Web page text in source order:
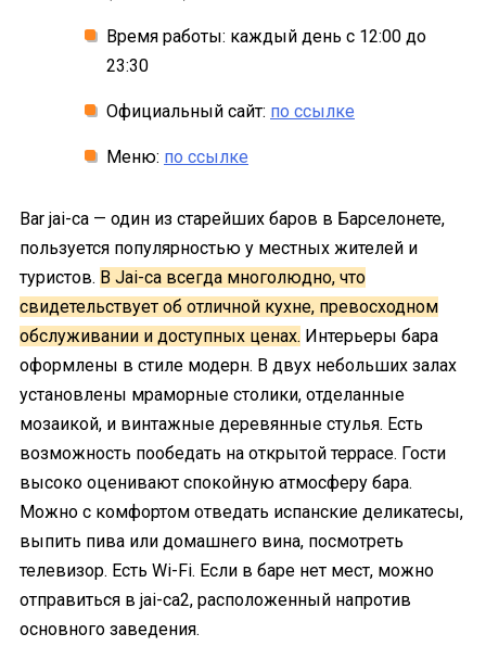
Время работы: каждый день с 12:00 до
23:30
Официальный сайт: по ссылке
Меню: по ссылке
Bar jai-ca — один из старейших баров в Барселонете,
пользуется популярностью у местных жителей и
туристов. В Jai-ca всегда многолюдно, что
свидетельствует об отличной кухне, превосходном
обслуживании и доступных ценах. Интерьеры бара
оформлены в стиле модерн. В двух небольших залах
установлены мраморные столики, отделанные
мозаикой, и винтажные деревянные стулья. Есть
возможность пообедать на открытой террасе. Гости
высоко оценивают спокойную атмосферу бара.
Можно с комфортом отведать испанские деликатесы,
выпить пива или домашнего вина, посмотреть
телевизор. Есть Wi-Fi. Если в баре нет мест, можно
отправиться в jai-ca2, расположенный напротив
основного заведения.